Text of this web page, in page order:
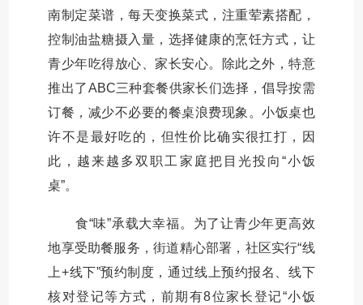
南制定菜谱，每天变换菜式，注重荤素搭配，
控制油盐糖摄入量，选择健康的烹饪方式，让
青少年吃得放心、家长安心。除此之外，特意
推出了ABC三种套餐供家长们选择，倡导按需
订餐，减少不必要的餐桌浪费现象。小饭桌也
许不是最好吃的，但性价比确实很扛打，因
此，越来越多双职工家庭把目光投向“小饭
桌”。
食“味”承载大幸福。为了让青少年更高效
地享受助餐服务，街道精心部署，社区实行“线
上+线下”预约制度，通过线上预约报名、线下
核对登记等方式，前期有8位家长登记“小饭